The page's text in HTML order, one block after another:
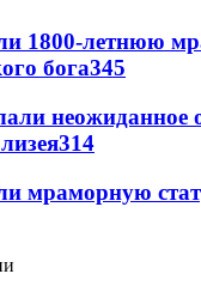
1800-летнюю
бога345
неожиданное
314
мраморную